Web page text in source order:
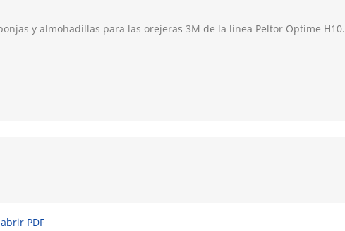
y almohadillas para las orejeras 3M de la línea Peltor Optime H10.
PDF